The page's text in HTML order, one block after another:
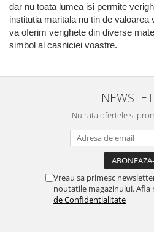
dar nu toata lumea isi permite
institutia maritala nu tin de valoarea
va oferim verighete din diverse
simbol al casniciei voastre.
Nu rata ofertele si
Vreau sa primesc
noutatile magazinului. Afla
de Confidentialitate